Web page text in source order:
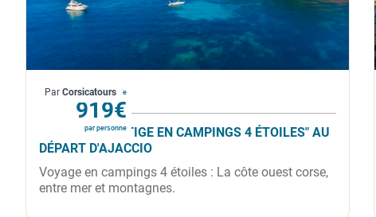
À partir de
919€
par personne
Par Corsicatours
France
CIRCUIT "PRESTIGE EN CAMPINGS 4 ÉTOILES" AU
DÉPART D'AJACCIO
Voyage en campings 4 étoiles : La côte ouest corse,
entre mer et montagnes.